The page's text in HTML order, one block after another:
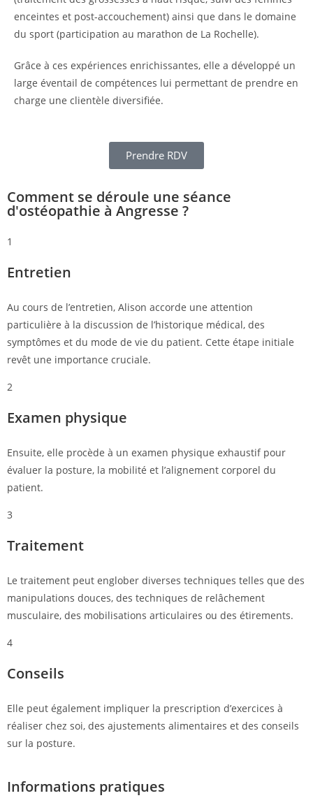
enceintes et post-accouchement) ainsi que dans le domaine
du sport (participation au marathon de La Rochelle).
Grâce à ces expériences enrichissantes, elle a développé un
large éventail de compétences lui permettant de prendre en
charge une clientèle diversifiée.
Prendre RDV
Comment se déroule une séance
d'ostéopathie à Angresse ?
1
Entretien
Au cours de l’entretien, Alison accorde une attention
particulière à la discussion de l’historique médical, des
symptômes et du mode de vie du patient. Cette étape initiale
revêt une importance cruciale.
2
Examen physique
Ensuite, elle procède à un examen physique exhaustif pour
évaluer la posture, la mobilité et l’alignement corporel du
patient.
3
Traitement
Le traitement peut englober diverses techniques telles que des
manipulations douces, des techniques de relâchement
musculaire, des mobilisations articulaires ou des étirements.
4
Conseils
Elle peut également impliquer la prescription d’exercices à
réaliser chez soi, des ajustements alimentaires et des conseils
sur la posture.
Informations pratiques